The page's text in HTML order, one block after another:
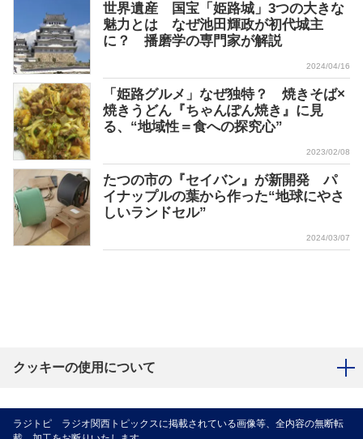
世界遺産 国宝「姫路城」3つの大きな
魅力とは なぜ池田輝政が初代城主
に？ 播磨学の専門家が解説
2024/04/16
「姫路グルメ」なぜ独特？ 焼きそば×
焼きうどん『ちゃんぽん焼き』に見
る、“地域性＝食への探究心”
2023/02/08
たつの市の『セイバン』が新開発 パ
イナップルの葉から作った“地球にやさ
しいランドセル”
2024/03/07
クッキーの使用について
ラジトピ ラジオ関西トピックスに掲載されている画像等、全内容の無断転